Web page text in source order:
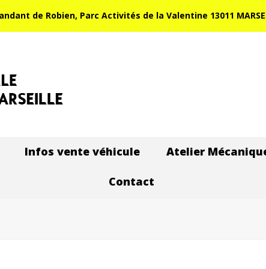
de Robien, Parc Activités de la Valentine 13011
Infos vente véhicule Atelier
Contact